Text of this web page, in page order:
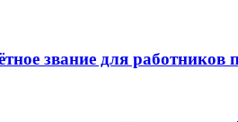
звание для работников